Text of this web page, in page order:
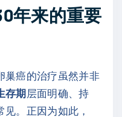
年来的重要
巢癌的治疗虽然并非
存期层面明确、持
。正因为如此，